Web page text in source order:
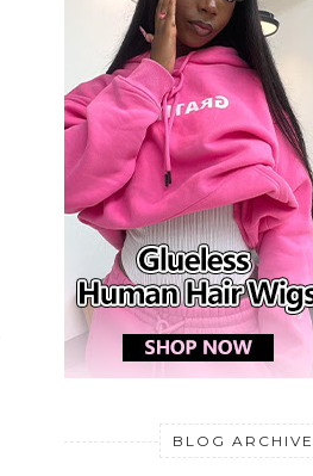
BLOG ARCHIVE